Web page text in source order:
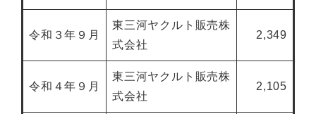
令和３年９月
東三河ヤクルト販売株
式会社
2,349
令和４年９月
東三河ヤクルト販売株
式会社
2,105